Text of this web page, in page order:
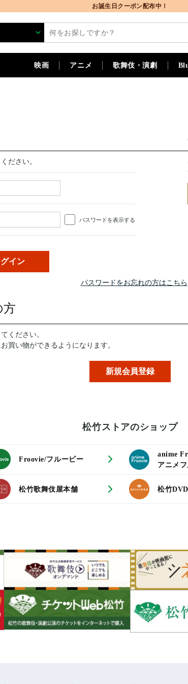
お誕生日クーポン配布中！
映画 アニメ 歌舞伎・演劇
ださい。
パスワードを表示する
パスワードをお忘れの方はこちら
方
ください。
買い物ができるようになります。
松竹ストアのショップ
Froovie/フルービー
anime
アニメ
松竹歌舞伎屋本舗 松竹